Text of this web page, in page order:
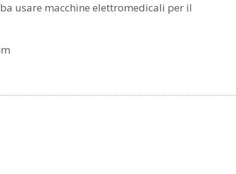
usare macchine elettromedicali per il